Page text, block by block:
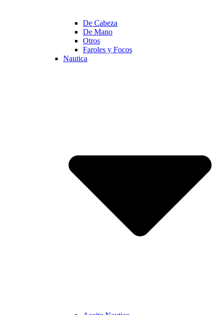
De Cabeza
De Mano
Otros
Faroles y Focos
Nautica